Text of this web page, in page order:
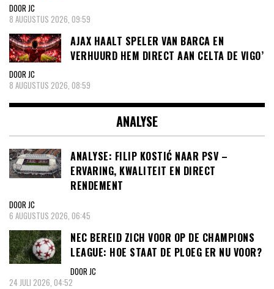
DOOR JC
8 AUGUSTUS 2026, 09:59
AJAX HAALT SPELER VAN BARCA EN
VERHUURD HEM DIRECT AAN CELTA DE VIGO’
DOOR JC
8 AUGUSTUS 2026, 08:59
ANALYSE
ANALYSE: FILIP KOSTIĆ NAAR PSV –
ERVARING, KWALITEIT EN DIRECT
RENDEMENT
DOOR JC
6 AUGUSTUS 2026, 06:45
NEC BEREID ZICH VOOR OP DE CHAMPIONS
LEAGUE: HOE STAAT DE PLOEG ER NU VOOR?
DOOR JC
24 JULI 2026, 04:52